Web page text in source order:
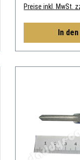
Preise inkl. MwSt.
In